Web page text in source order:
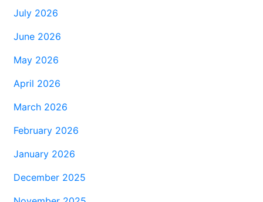
July 2026
June 2026
May 2026
April 2026
March 2026
February 2026
January 2026
December 2025